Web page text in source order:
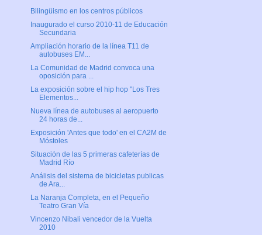
Bilingüismo en los centros públicos
Inaugurado el curso 2010-11 de Educación
Secundaria
Ampliación horario de la línea T11 de
autobuses EM...
La Comunidad de Madrid convoca una
oposición para ...
La exposición sobre el hip hop "Los Tres
Elementos...
Nueva línea de autobuses al aeropuerto
24 horas de...
Exposición 'Antes que todo' en el CA2M de
Móstoles
Situación de las 5 primeras cafeterías de
Madrid Río
Análisis del sistema de bicicletas publicas
de Ara...
La Naranja Completa, en el Pequeño
Teatro Gran Vía
Vincenzo Nibali vencedor de la Vuelta
2010